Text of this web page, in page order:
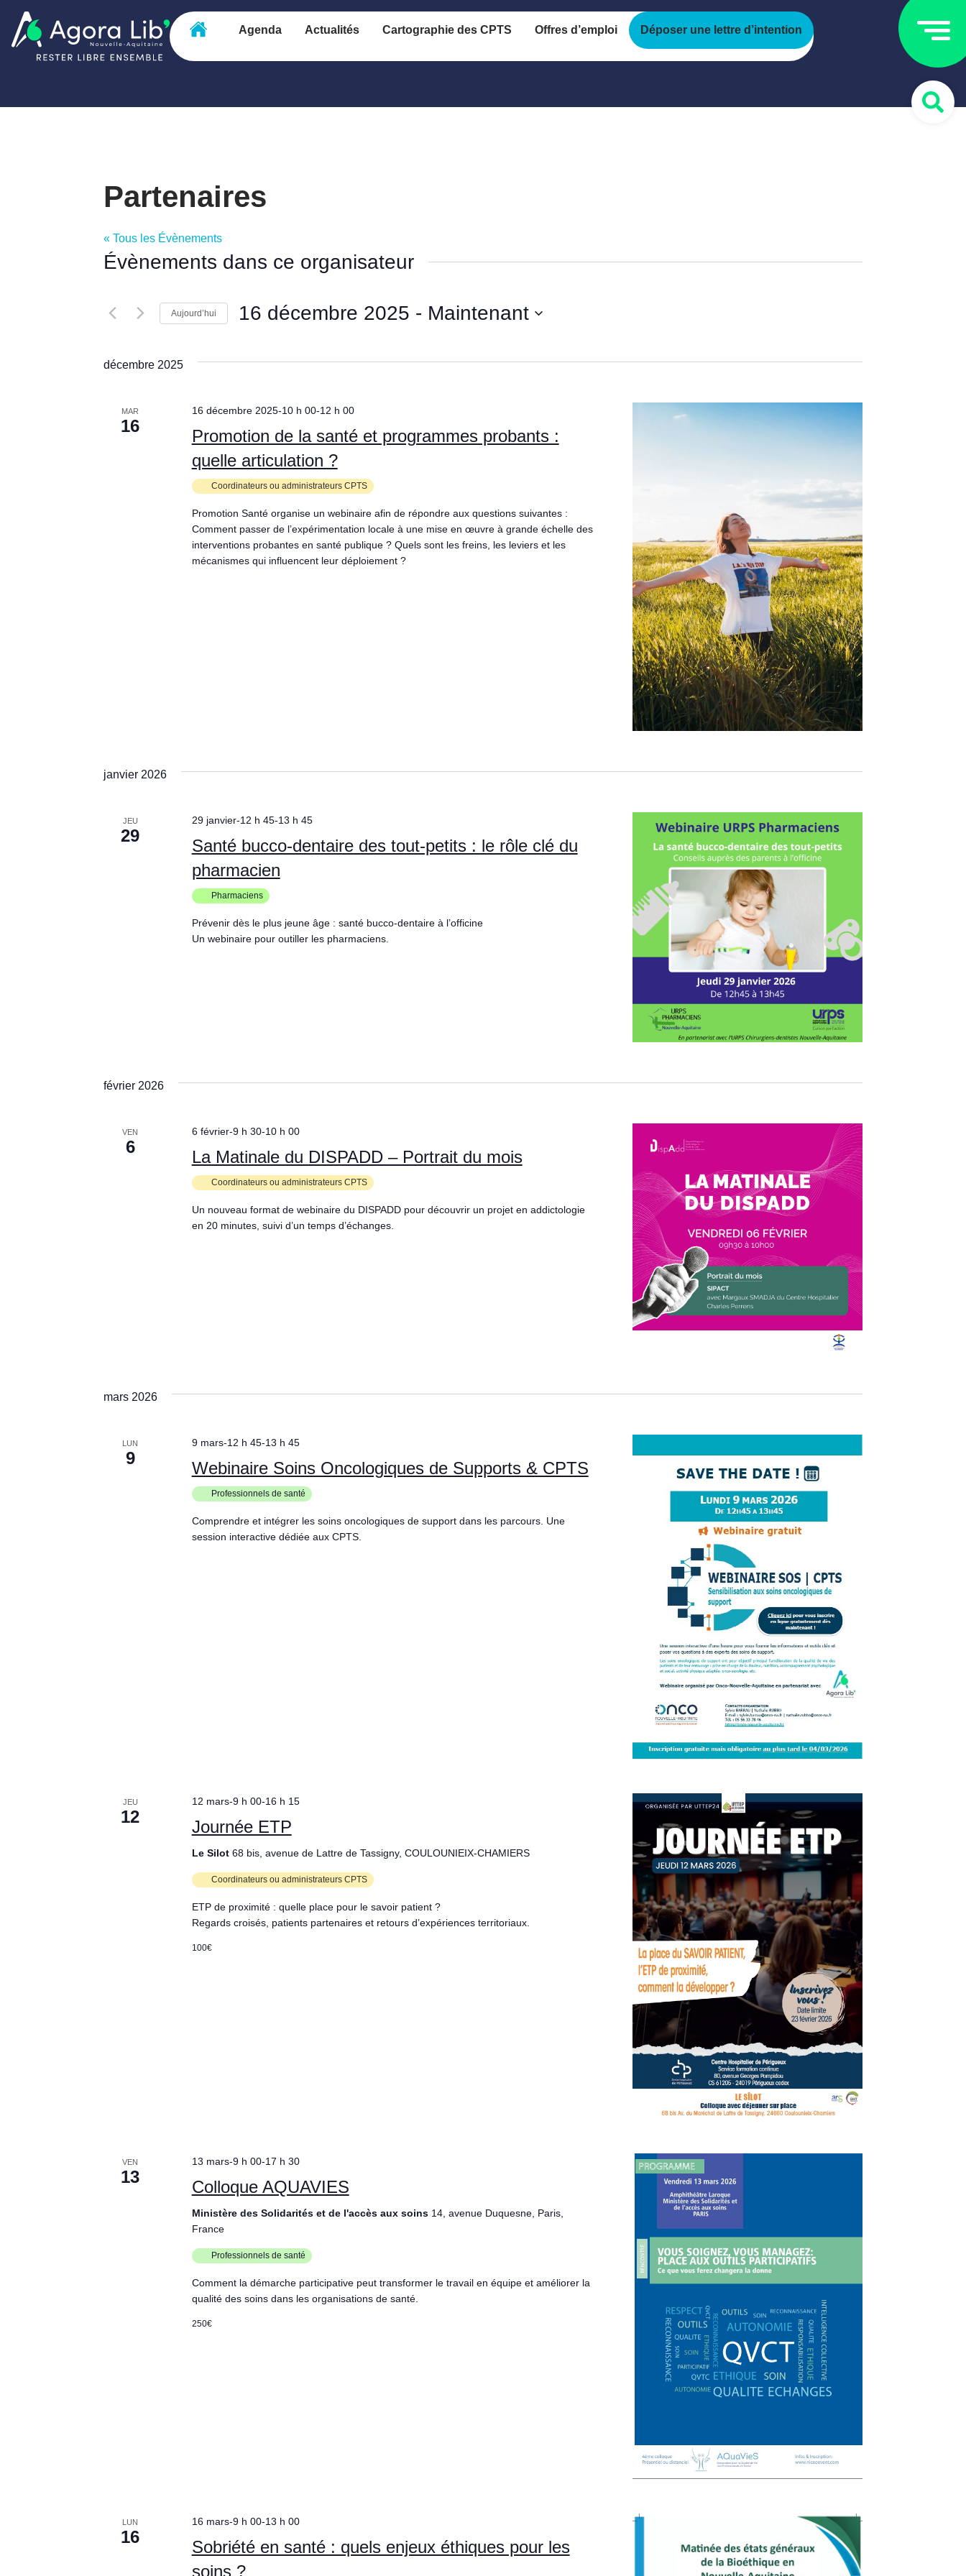
Agenda Actualités Cartographie des CPTS Offres d’emploi Déposer une lettre d’intention
Partenaires
« Tous les Évènements
Évènements dans ce organisateur
Aujourd’hui 16 décembre 2025 - Maintenant
date.
décembre 2025
MAR
16
16 décembre 2025-10 h 00-12 h 00
Promotion de la santé et programmes probants :
quelle articulation ?
Coordinateurs ou administrateurs CPTS
Promotion Santé organise un webinaire afin de répondre aux questions suivantes :
Comment passer de l’expérimentation locale à une mise en œuvre à grande échelle des
interventions probantes en santé publique ? Quels sont les freins, les leviers et les
mécanismes qui influencent leur déploiement ?
janvier 2026
JEU
29
29 janvier-12 h 45-13 h 45
Santé bucco-dentaire des tout-petits : le rôle clé du
pharmacien
Pharmaciens
Prévenir dès le plus jeune âge : santé bucco-dentaire à l’officine
Un webinaire pour outiller les pharmaciens.
février 2026
VEN
6
6 février-9 h 30-10 h 00
La Matinale du DISPADD – Portrait du mois
Coordinateurs ou administrateurs CPTS
Un nouveau format de webinaire du DISPADD pour découvrir un projet en addictologie
en 20 minutes, suivi d’un temps d’échanges.
mars 2026
LUN
9
9 mars-12 h 45-13 h 45
Webinaire Soins Oncologiques de Supports & CPTS
Professionnels de santé
Comprendre et intégrer les soins oncologiques de support dans les parcours. Une
session interactive dédiée aux CPTS.
JEU
12
12 mars-9 h 00-16 h 15
Journée ETP
Le Silot 68 bis, avenue de Lattre de Tassigny, COULOUNIEIX-CHAMIERS
Coordinateurs ou administrateurs CPTS
ETP de proximité : quelle place pour le savoir patient ?
Regards croisés, patients partenaires et retours d’expériences territoriaux.
100€
VEN
13
13 mars-9 h 00-17 h 30
Colloque AQUAVIES
Ministère des Solidarités et de l'accès aux soins 14, avenue Duquesne, Paris,
France
Professionnels de santé
Comment la démarche participative peut transformer le travail en équipe et améliorer la
qualité des soins dans les organisations de santé.
250€
LUN
16
16 mars-9 h 00-13 h 00
Sobriété en santé : quels enjeux éthiques pour les
soins ?